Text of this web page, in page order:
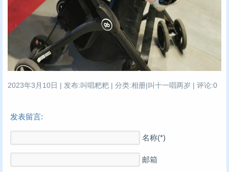
2023年3月10日 | 发布:叫唱粑粑 | 分类:相册|叫十一唱两岁 | 评论:0
发表留言:
名称(*)
邮箱